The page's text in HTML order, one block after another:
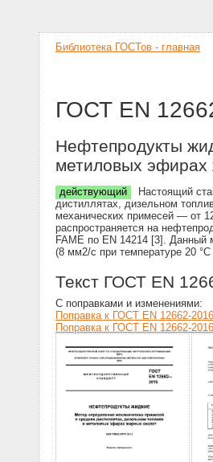
Библиотека ГОСТов - главная
ГОСТ EN
Нефтепродукты
метиловых эфирах
действующий
Настоящий
дистиллятах, дизельном
механических примесей — от
распространяется на
FAME по EN 14214 [3]. Данный
(8 мм2/с при температуре 20
Текст ГОСТ EN
С поправками и изменениями:
Поправка к ГОСТ EN 12662-
Поправка к ГОСТ EN 12662-